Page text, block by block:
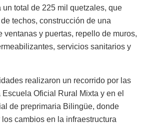
un total de 225 mil quetzales, que
techos, construcción de una
ventanas y puertas, repello de muros,
servicios sanitarios y
realizaron un recorrido por las
Oficial Rural Mixta y en el
de preprimaria Bilingüe, donde
cambios en la infraestructura